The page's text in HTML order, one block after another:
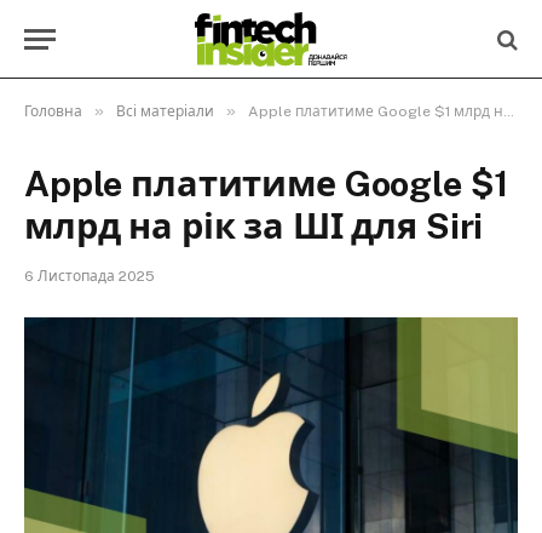
Головна » Всі матеріали » Apple платитиме Google $1 млрд на рік за ШІ для Siri
Apple платитиме Google $1
млрд на рік за ШІ для Siri
6 Листопада 2025